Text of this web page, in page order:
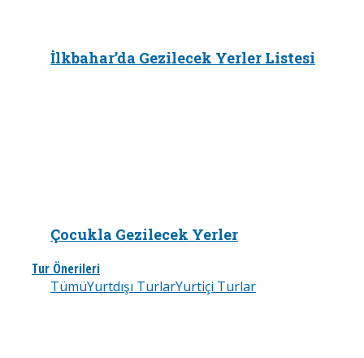
İlkbahar’da Gezilecek Yerler Listesi
Çocukla Gezilecek Yerler
Tur Önerileri
TümüYurtdışı TurlarYurtiçi Turlar